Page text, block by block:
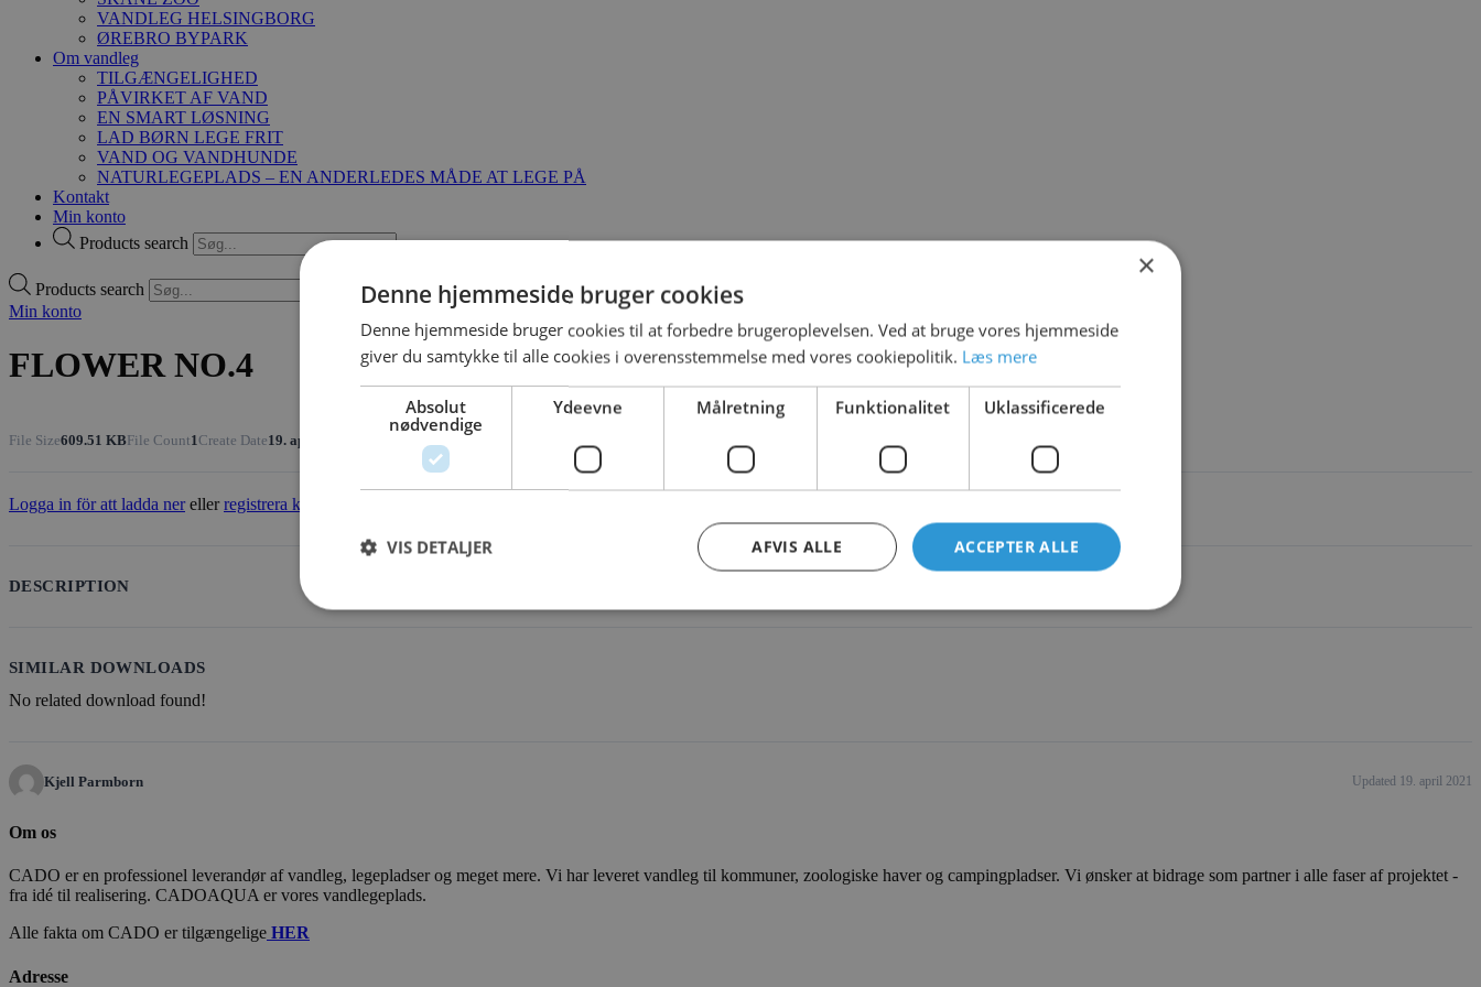
VANDLEG HELSINGBORG
ØREBRO BYPARK
Om vandleg
TILGÆNGELIGHED
PÅVIRKET AF VAND
EN SMART LØSNING
LAD BØRN LEGE FRIT
VAND OG VANDHUNDE
NATURLEGEPLADS – EN ANDERLEDES MÅDE AT LEGE PÅ
Kontakt
Min konto
Products search
Products search
Min konto
FLOWER NO.4
File Size609.51 KBFile Count1Create Date19. april 2021 19. april 2021
Logga in för att ladda nerellerregistrera konto
DESCRIPTION
SIMILAR DOWNLOADS
No related download found!
Kjell Parmborn Updated 19. april 2021
Om os
CADO er en professionel leverandør af vandleg, legepladser og meget mere. Vi har leveret vandleg til kommuner, zoologiske haver og campingpladser. Vi ønsker at bidrage som partner i alle faser af projektet -
fra idé til realisering. CADOAQUA er vores vandlegeplads.
Alle fakta om CADO er tilgængelige HER
Adresse
×
Denne hjemmeside bruger cookies
Denne hjemmeside bruger cookies til at forbedre brugeroplevelsen. Ved at bruge vores hjemmeside
giver du samtykke til alle cookies i overensstemmelse med vores cookiepolitik. Læs mere
Absolut
nødvendige
Ydeevne Målretning Funktionalitet Uklassificerede
ACCEPTER ALLE
AFVIS ALLE
VIS DETALJER